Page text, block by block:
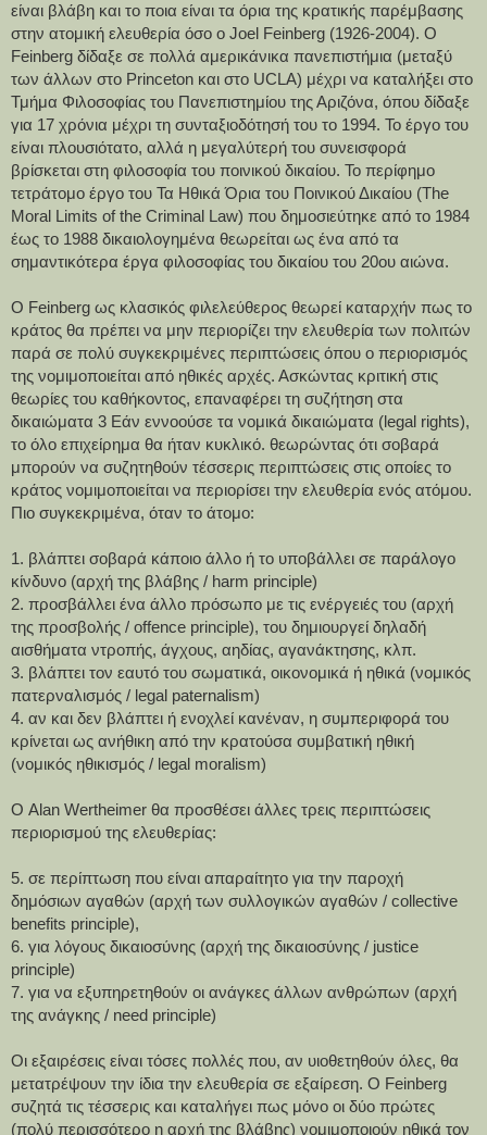
είναι βλάβη και το ποια είναι τα όρια της κρατικής παρέμβασης
στην ατομική ελευθερία όσο ο Joel Feinberg (1926-2004). Ο
Feinberg δίδαξε σε πολλά αμερικάνικα πανεπιστήμια (μεταξύ
των άλλων στο Princeton και στο UCLA) μέχρι να καταλήξει στο
Τμήμα Φιλοσοφίας του Πανεπιστημίου της Αριζόνα, όπου δίδαξε
για 17 χρόνια μέχρι τη συνταξιοδότησή του το 1994. Το έργο του
είναι πλουσιότατο, αλλά η μεγαλύτερή του συνεισφορά
βρίσκεται στη φιλοσοφία του ποινικού δικαίου. Το περίφημο
τετράτομο έργο του Τα Ηθικά Όρια του Ποινικού Δικαίου (The
Moral Limits of the Criminal Law) που δημοσιεύτηκε από το 1984
έως το 1988 δικαιολογημένα θεωρείται ως ένα από τα
σημαντικότερα έργα φιλοσοφίας του δικαίου του 20ου αιώνα.
Ο Feinberg ως κλασικός φιλελεύθερος θεωρεί καταρχήν πως το
κράτος θα πρέπει να μην περιορίζει την ελευθερία των πολιτών
παρά σε πολύ συγκεκριμένες περιπτώσεις όπου ο περιορισμός
της νομιμοποιείται από ηθικές αρχές. Ασκώντας κριτική στις
θεωρίες του καθήκοντος, επαναφέρει τη συζήτηση στα
δικαιώματα 3 Εάν εννοούσε τα νομικά δικαιώματα (legal rights),
το όλο επιχείρημα θα ήταν κυκλικό. θεωρώντας ότι σοβαρά
μπορούν να συζητηθούν τέσσερις περιπτώσεις στις οποίες το
κράτος νομιμοποιείται να περιορίσει την ελευθερία ενός ατόμου.
Πιο συγκεκριμένα, όταν το άτομο:
1. βλάπτει σοβαρά κάποιο άλλο ή το υποβάλλει σε παράλογο
κίνδυνο (αρχή της βλάβης / harm principle)
2. προσβάλλει ένα άλλο πρόσωπο με τις ενέργειές του (αρχή
της προσβολής / offence principle), του δημιουργεί δηλαδή
αισθήματα ντροπής, άγχους, αηδίας, αγανάκτησης, κλπ.
3. βλάπτει τον εαυτό του σωματικά, οικονομικά ή ηθικά (νομικός
πατερναλισμός / legal paternalism)
4. αν και δεν βλάπτει ή ενοχλεί κανέναν, η συμπεριφορά του
κρίνεται ως ανήθικη από την κρατούσα συμβατική ηθική
(νομικός ηθικισμός / legal moralism)
Ο Alan Wertheimer θα προσθέσει άλλες τρεις περιπτώσεις
περιορισμού της ελευθερίας:
5. σε περίπτωση που είναι απαραίτητο για την παροχή
δημόσιων αγαθών (αρχή των συλλογικών αγαθών / collective
benefits principle),
6. για λόγους δικαιοσύνης (αρχή της δικαιοσύνης / justice
principle)
7. για να εξυπηρετηθούν οι ανάγκες άλλων ανθρώπων (αρχή
της ανάγκης / need principle)
Οι εξαιρέσεις είναι τόσες πολλές που, αν υιοθετηθούν όλες, θα
μετατρέψουν την ίδια την ελευθερία σε εξαίρεση. Ο Feinberg
συζητά τις τέσσερις και καταλήγει πως μόνο οι δύο πρώτες
(πολύ περισσότερο η αρχή της βλάβης) νομιμοποιούν ηθικά τον